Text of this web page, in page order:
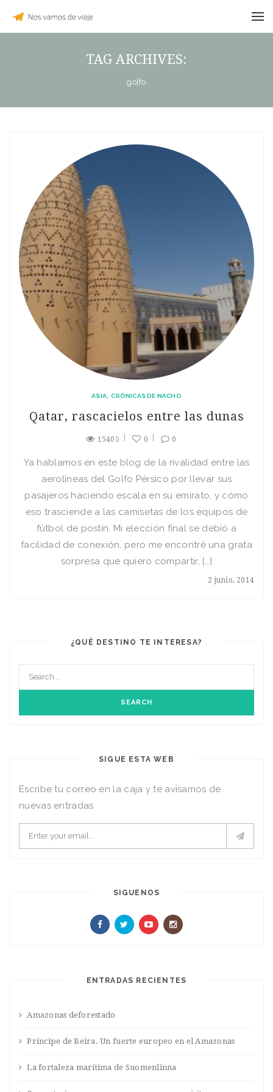
TAG ARCHIVES:
golfo
ASIA CRÓNICAS DE NACHO
Qatar, rascacielos entre las dunas
15405 0 0
2 junio, 2014
Ya hablamos en este blog de la rivalidad entre las
aerolíneas del Golfo Pérsico por llevar sus
pasajeros haciendo escala en su emirato, y cómo
eso trasciende a las camisetas de los equipos de
fútbol de postín. Mi elección final se debió a
facilidad de conexión, pero me encontré una grata
sorpresa que quiero compartir, […]
¿QUÉ DESTINO TE INTERESA?
SIGUE ESTA WEB
Escribe tu correo en la caja y te avisamos de
nuevas entradas
SIGUENOS
ENTRADAS RECIENTES
Amazonas deforestado
Príncipe de Beira. Un fuerte europeo en el Amazonas
La fortaleza marítima de Suomenlinna